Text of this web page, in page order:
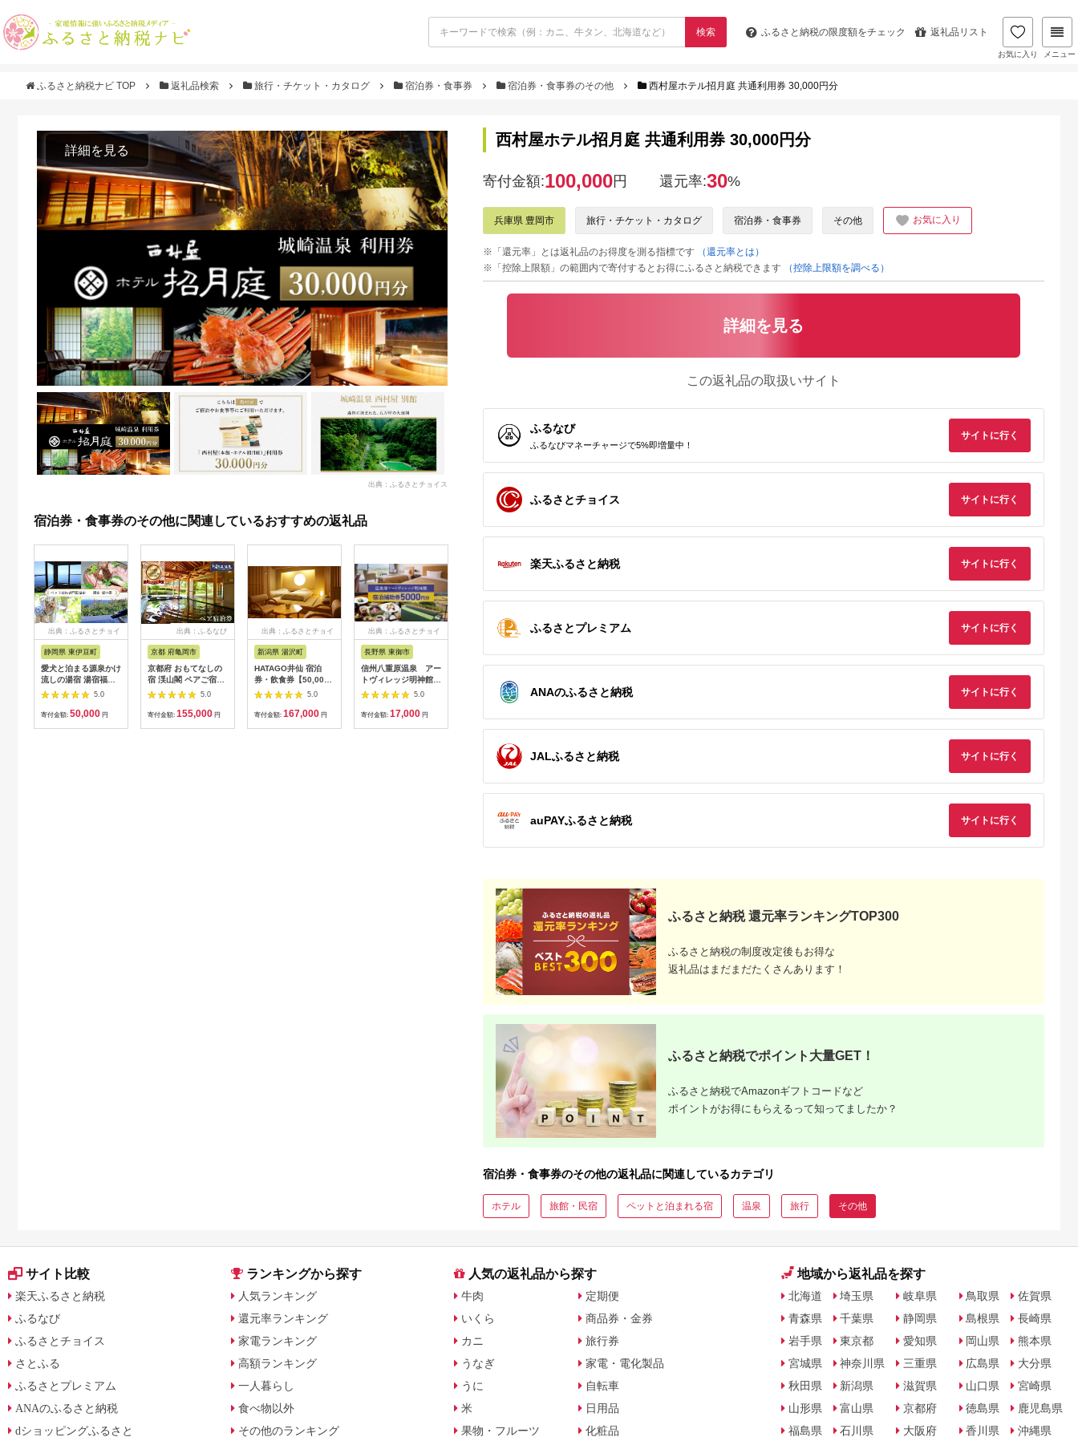
検索 ふるさと納税の限度額をチェック 返礼品リスト
お気に入り メニュー
ふるさと納税ナビ TOP 返礼品検索 旅行・チケット・カタログ 宿泊券・食事券 宿泊券・食事券のその他 西村屋ホテル招月庭 共通利用券 30,000円分
詳細を見る
出典：ふるさとチョイス
宿泊券・食事券のその他に関連しているおすすめの返礼品
出典：ふるさとチョイ
静岡県 東伊豆町
愛犬と泊まる源泉かけ
流しの湯宿 湯宿福の
湯 宿泊補助券 15,000
静岡県 東伊豆 伊豆 愛
5.0
寄付金額: 50,000 円
出典：ふるなび
京都 府亀岡市
京都府 おもてなしの
宿 渓山閣 ペアご宿泊
券 1泊2食付
5.0
寄付金額: 155,000 円
出典：ふるさとチョイ
新潟県 湯沢町
HATAGO井仙 宿泊
券・飲食券【50,000
円分】越後湯沢駅降り
ジャー】
5.0
寄付金額: 167,000 円
出典：ふるさとチョイ
長野県 東御市
信州八重原温泉 アー
トヴィレッジ明神館
宿泊補助券
5.0
寄付金額: 17,000 円
出典：ふるさとチョイ
栖「特別室」1泊2食
付ペア宿泊券
5.0
出典：ふるさとチョイ
出典：ふるさとチョイ
ス
(30,000円)【星野リゾ
原）】ふるさと納税
西村屋ホテル招月庭 共通利用券 30,000円分
寄付金額:100,000円 還元率:30%
兵庫県 豊岡市 旅行・チケット・カタログ 宿泊券・食事券 その他 お気に入り
※「還元率」とは返礼品のお得度を測る指標です
（還元率とは）
※「控除上限額」の範囲内で寄付するとお得にふるさと納税できます
（控除上限額を調べる）
詳細を見る
この返礼品の取扱いサイト
ふるなび
ふるなびマネーチャージで5%即増量中！
サイトに行く
ふるさとチョイス サイトに行く
楽天ふるさと納税 サイトに行く
ふるさとプレミアム サイトに行く
ANAのふるさと納税 サイトに行く
JALふるさと納税 サイトに行く
auPAYふるさと納税 サイトに行く
ふるさと納税 還元率ランキングTOP300
ふるさと納税の制度改定後もお得な
返礼品はまだまだたくさんあります！
ふるさと納税でポイント大量GET！
ふるさと納税でAmazonギフトコードなど
ポイントがお得にもらえるって知ってましたか？
宿泊券・食事券のその他の返礼品に関連しているカテゴリ
ホテル 旅館・民宿 ペットと泊まれる宿 温泉 旅行 その他
サイト比較
楽天ふるさと納税
ふるなび
ふるさとチョイス
さとふる
ふるさとプレミアム
ANAのふるさと納税
dショッピングふるさと
ランキングから探す
人気ランキング
還元率ランキング
家電ランキング
高額ランキング
一人暮らし
食べ物以外
その他のランキング
人気の返礼品から探す
牛肉
いくら
カニ
うなぎ
うに
米
果物・フルーツ
定期便
商品券・金券
旅行券
家電・電化製品
自転車
日用品
化粧品
地域から返礼品を探す
北海道
青森県
岩手県
宮城県
秋田県
山形県
福島県
埼玉県
千葉県
東京都
神奈川県
新潟県
富山県
石川県
岐阜県
静岡県
愛知県
三重県
滋賀県
京都府
大阪府
鳥取県
島根県
岡山県
広島県
山口県
徳島県
香川県
佐賀県
長崎県
熊本県
大分県
宮崎県
鹿児島県
沖縄県